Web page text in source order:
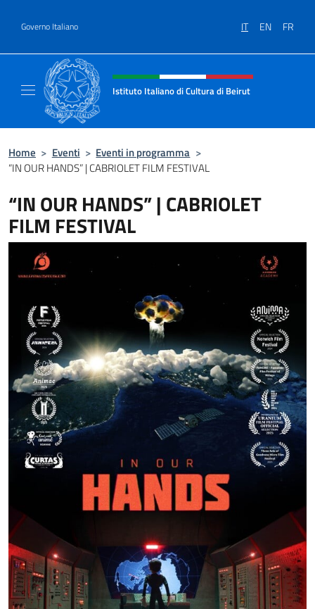
Governo Italiano IT EN FR
Intestazione sito, social e menù
Istituto Italiano di Cultura di Beirut
Home > Eventi > Eventi in programma >
“IN OUR HANDS” | CABRIOLET FILM FESTIVAL
“IN OUR HANDS” | CABRIOLET
FILM FESTIVAL